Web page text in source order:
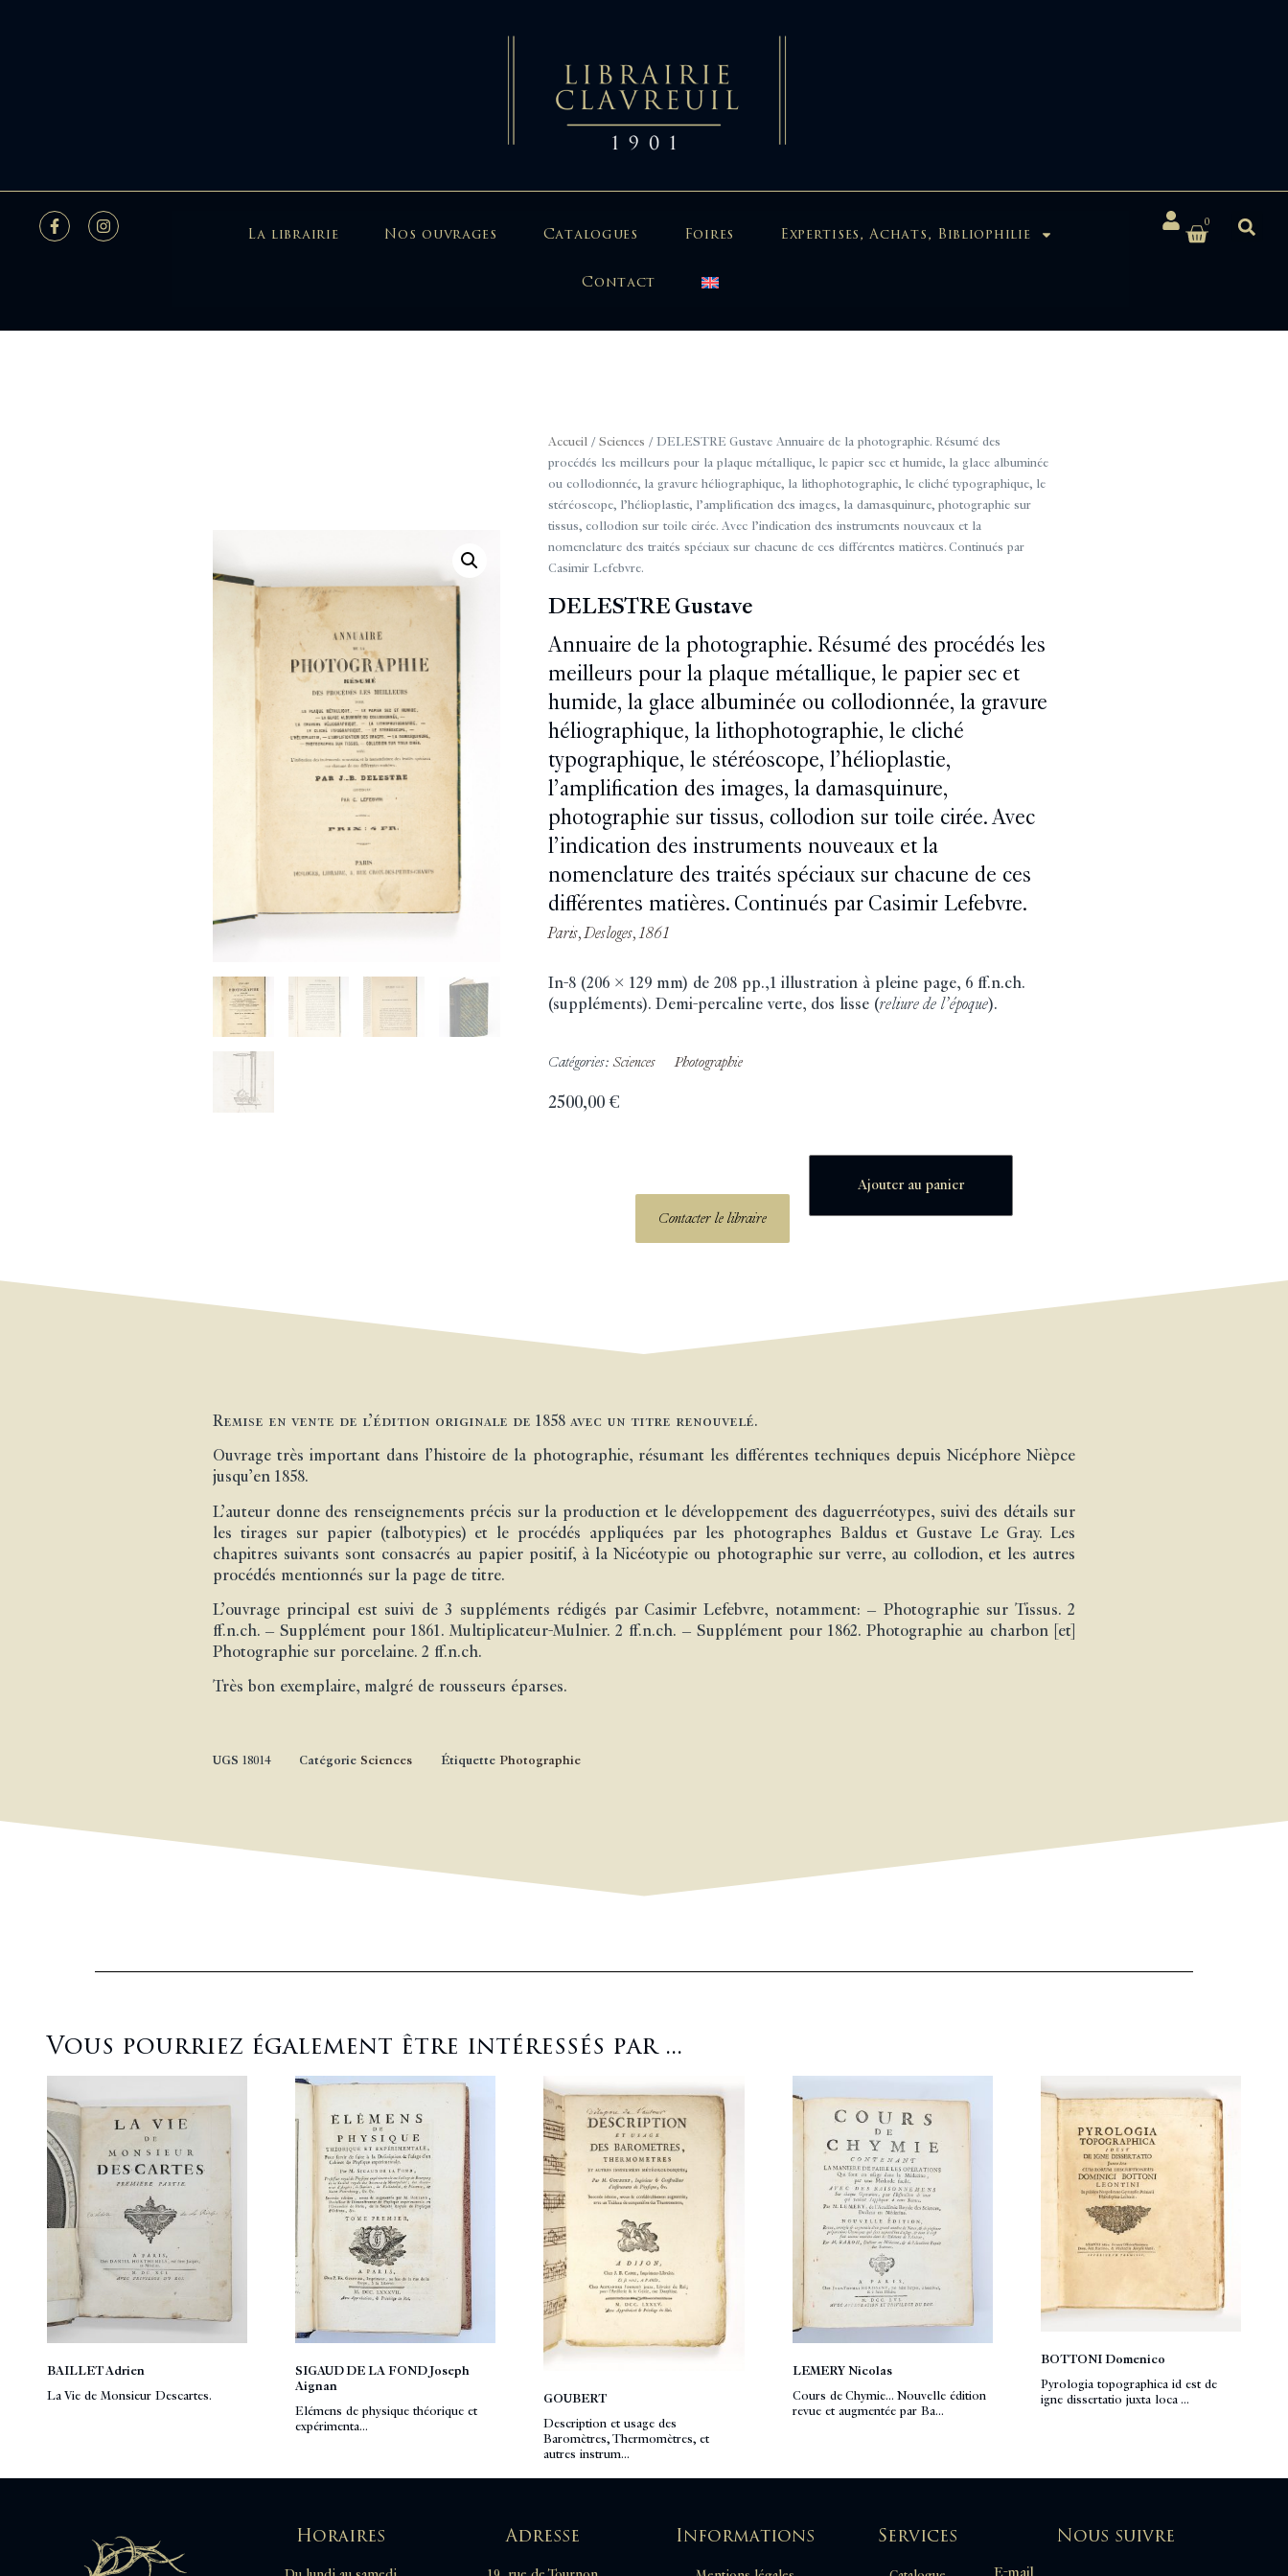
La librairie Nos ouvrages Catalogues Foires Expertises, Achats, Bibliophilie
Contact
0
Accueil/ Sciences / DELESTRE Gustave Annuaire de la photographie. Résumé des
procédés les meilleurs pour la plaque métallique, le papier sec et humide, la glace albuminée
ou collodionnée, la gravure héliographique, la lithophotographie, le cliché typographique, le
stéréoscope, l’hélioplastie, l’amplification des images, la damasquinure, photographie sur
tissus, collodion sur toile cirée. Avec l’indication des instruments nouveaux et la
nomenclature des traités spéciaux sur chacune de ces différentes matières. Continués par
Casimir Lefebvre.
DELESTRE Gustave
Annuaire de la photographie. Résumé des procédés les
meilleurs pour la plaque métallique, le papier sec et
humide, la glace albuminée ou collodionnée, la gravure
héliographique, la lithophotographie, le cliché
typographique, le stéréoscope, l’hélioplastie,
l’amplification des images, la damasquinure,
photographie sur tissus, collodion sur toile cirée. Avec
l’indication des instruments nouveaux et la
nomenclature des traités spéciaux sur chacune de ces
différentes matières. Continués par Casimir Lefebvre.
Paris, Desloges, 1861
In-8 (206 x 129 mm) de 208 pp.,1 illustration à pleine page, 6 ff.n.ch.
(suppléments). Demi-percaline verte, dos lisse (reliure de l’époque).
Catégories:Sciences Photographie
2500,00€
Contacter le libraire
Ajouter au panier
Remise en vente de l’édition originale de 1858 avec un titre renouvelé.
Ouvrage très important dans l’histoire de la photographie, résumant les différentes techniques depuis Nicéphore Nièpce
jusqu’en 1858.
L’auteur donne des renseignements précis sur la production et le développement des daguerréotypes, suivi des détails sur
les tirages sur papier (talbotypies) et le procédés appliquées par les photographes Baldus et Gustave Le Gray. Les
chapitres suivants sont consacrés au papier positif, à la Nicéotypie ou photographie sur verre, au collodion, et les autres
procédés mentionnés sur la page de titre.
L’ouvrage principal est suivi de 3 suppléments rédigés par Casimir Lefebvre, notamment: – Photographie sur Tissus. 2
ff.n.ch. – Supplément pour 1861. Multiplicateur-Mulnier. 2 ff.n.ch. – Supplément pour 1862. Photographie au charbon [et]
Photographie sur porcelaine. 2 ff.n.ch.
Très bon exemplaire, malgré de rousseurs éparses.
UGS 18014 Catégorie Sciences Étiquette Photographie
Vous pourriez également être intéressés par ...
BAILLET Adrien
La Vie de Monsieur Descartes.
SIGAUD DE LA FOND Joseph
Aignan
Elémens de physique théorique et
expérimenta...
GOUBERT
Description et usage des
Baromètres, Thermomètres, et
autres instrum...
LEMERY Nicolas
Cours de Chymie... Nouvelle édition
revue et augmentée par Ba...
BOTTONI Domenico
Pyrologia topographica id est de
igne dissertatio juxta loca ...
Horaires Adresse Informations Services Nous suivre